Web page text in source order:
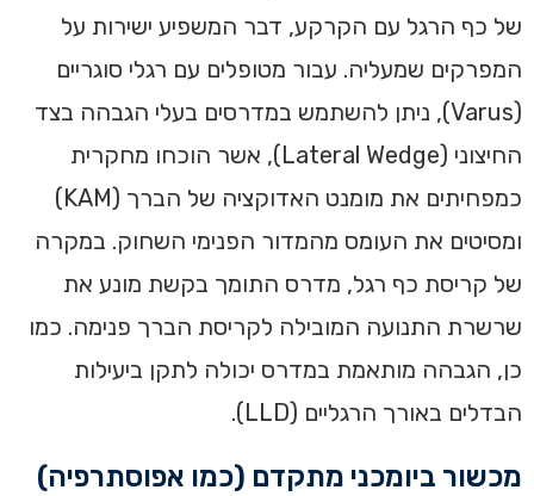
של כף הרגל עם הקרקע, דבר המשפיע ישירות על
המפרקים שמעליה. עבור מטופלים עם רגלי סוגריים
(Varus), ניתן להשתמש במדרסים בעלי הגבהה בצד
החיצוני (Lateral Wedge), אשר הוכחו מחקרית
כמפחיתים את מומנט האדוקציה של הברך (KAM)
ומסיטים את העומס מהמדור הפנימי השחוק. במקרה
של קריסת כף רגל, מדרס התומך בקשת מונע את
שרשרת התנועה המובילה לקריסת הברך פנימה. כמו
כן, הגבהה מותאמת במדרס יכולה לתקן ביעילות
הבדלים באורך הרגליים (LLD).
מכשור ביומכני מתקדם (כמו אפוסתרפיה)